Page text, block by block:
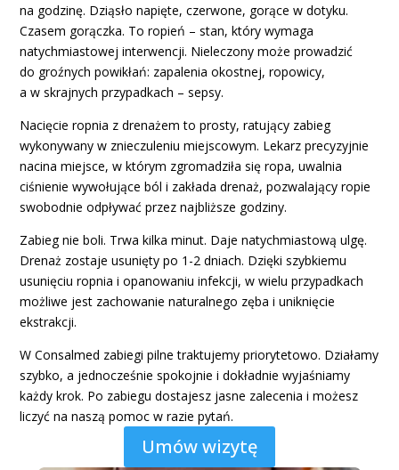
na godzinę. Dziąsło napięte, czerwone, gorące w dotyku.
Czasem gorączka. To ropień – stan, który wymaga
natychmiastowej interwencji. Nieleczony może prowadzić
do groźnych powikłań: zapalenia okostnej, ropowicy,
a w skrajnych przypadkach – sepsy.
Nacięcie ropnia z drenażem to prosty, ratujący zabieg
wykonywany w znieczuleniu miejscowym. Lekarz precyzyjnie
nacina miejsce, w którym zgromadziła się ropa, uwalnia
ciśnienie wywołujące ból i zakłada drenaż, pozwalający ropie
swobodnie odpływać przez najbliższe godziny.
Zabieg nie boli. Trwa kilka minut. Daje natychmiastową ulgę.
Drenaż zostaje usunięty po 1-2 dniach. Dzięki szybkiemu
usunięciu ropnia i opanowaniu infekcji, w wielu przypadkach
możliwe jest zachowanie naturalnego zęba i uniknięcie
ekstrakcji.
W Consalmed zabiegi pilne traktujemy priorytetowo. Działamy
szybko, a jednocześnie spokojnie i dokładnie wyjaśniamy
każdy krok. Po zabiegu dostajesz jasne zalecenia i możesz
liczyć na naszą pomoc w razie pytań.
Umów wizytę